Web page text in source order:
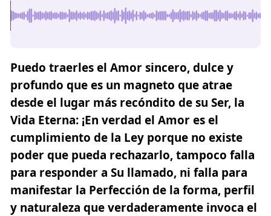
Puedo traerles el Amor sincero, dulce y
profundo que es un magneto que atrae
desde el lugar más recóndito de su Ser, la
Vida Eterna: ¡En verdad el Amor es el
cumplimiento de la Ley porque no existe
poder que pueda rechazarlo,tampoco falla
para responder a Su llamado, ni falla para
manifestar la Perfección de la forma, perfil
y naturaleza que verdaderamente invoca el